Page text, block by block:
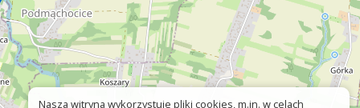
Nasza witryna wykorzystuje pliki cookies, m.in. w celach